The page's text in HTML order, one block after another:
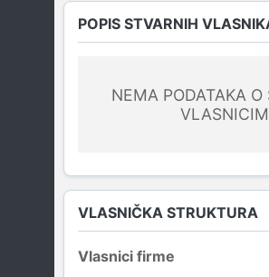
POPIS STVARNIH
NEMA PODATAKA O
VLASNIČKA STRUKTURA
Vlasnici firme